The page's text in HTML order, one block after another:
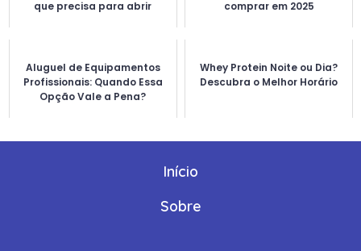
que precisa para abrir
comprar em 2025
Aluguel de Equipamentos
Profissionais: Quando Essa
Opção Vale a Pena?
Whey Protein Noite ou Dia?
Descubra o Melhor Horário
Início
Sobre